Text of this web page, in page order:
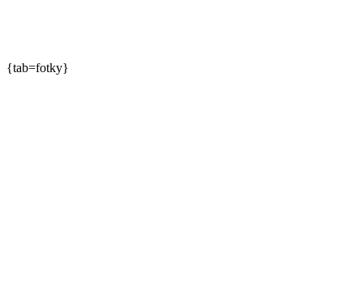
{tab=fotky}